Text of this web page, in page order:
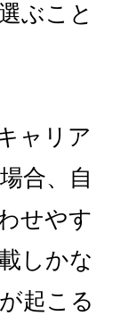
ぶこと
ャリア
合、自
せやす
しかな
起こる